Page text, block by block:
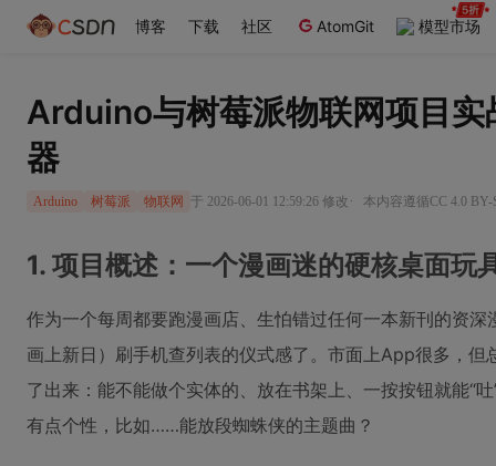
博客 下载 社区 AtomGit 模型市场
Arduino与树莓派物联网项目实
器
Arduino 树莓派 物联网 于 2026-06-01 12:59:26 修改 · 本内容遵循CC 4.0
1. 项目概述：一个漫画迷的硬核桌面玩
作为一个每周都要跑漫画店、生怕错过任何一本新刊的资
画上新日）刷手机查列表的仪式感了。市面上App很多，但
了出来：能不能做个实体的、放在书架上、一按按钮就能“
有点个性，比如……能放段蜘蛛侠的主题曲？